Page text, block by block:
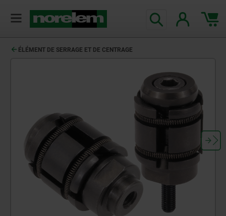
ÉLÉMENT DE SERRAGE ET DE CENTRAGE